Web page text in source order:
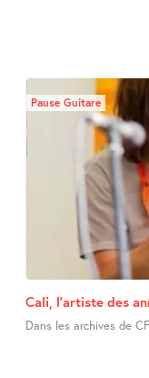
Pause Guitare
Cali, l’artiste des
Dans les archives de